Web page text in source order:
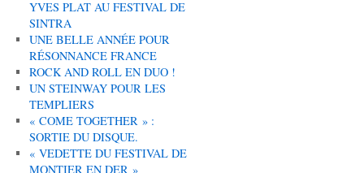
YVES PLAT AU FESTIVAL DE
SINTRA
UNE BELLE ANNÉE POUR
RÉSONNANCE FRANCE
ROCK AND ROLL EN DUO !
UN STEINWAY POUR LES
TEMPLIERS
« COME TOGETHER » :
SORTIE DU DISQUE.
« VEDETTE DU FESTIVAL DE
MONTIER EN DER »